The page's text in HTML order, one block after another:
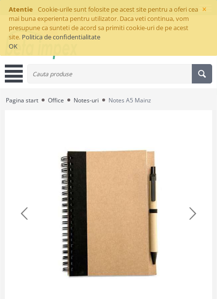
×
Atentie
Cookie-urile sunt folosite pe acest site pentru a oferi cea
mai buna experienta pentru utilizator. Daca veti continua, vom
presupune ca sunteti de acord sa primiti cookie-uri de pe acest
site. Politica de confidentialitate
OK
Pagina start Office Notes-uri Notes A5 Mainz